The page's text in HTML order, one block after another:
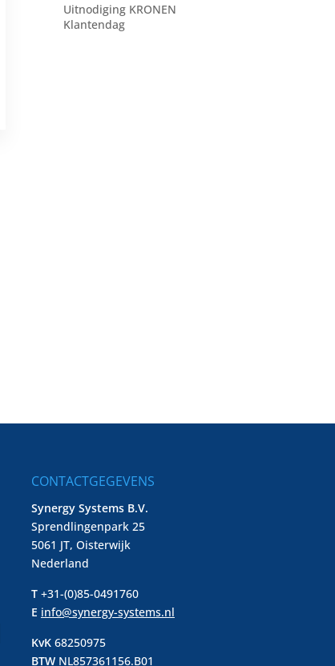
Uitnodiging KRONEN
Klantendag
CONTACTGEGEVENS
Synergy Systems B.V.
Sprendlingenpark 25
5061 JT, Oisterwijk
Nederland
T+31-(0)85-0491760
E info@synergy-systems.nl
KvK 68250975
BTW NL857361156.B01